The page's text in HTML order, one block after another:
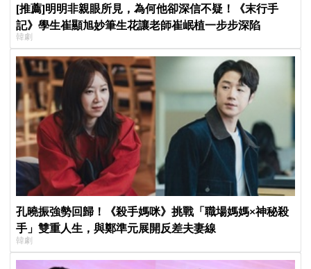
[推薦]明明非親眼所見，為何他卻深信不疑！《末行手
記》學生崔顯旭妙筆生花讓老師崔岷植一步步深陷
韓劇
孔曉振強勢回歸！《殺手媽咪》挑戰「職場媽媽×神秘殺
手」雙重人生，與鄭準元展開反差夫妻線
韓劇